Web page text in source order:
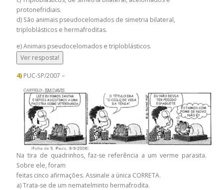
protonefridiais.
d) São animais pseudocelomados de simetria bilateral,
triploblásticos e hermafroditas.
e) Animais pseudocelomados e triploblásticos.
Ver resposta!
4) PUC-SP/2007 –
Na tira de quadrinhos, faz-se referência a um verme parasita.
Sobre ele, foram
feitas cinco afirmações. Assinale a única CORRETA.
a) Trata-se de um nematelminto hermafrodita.